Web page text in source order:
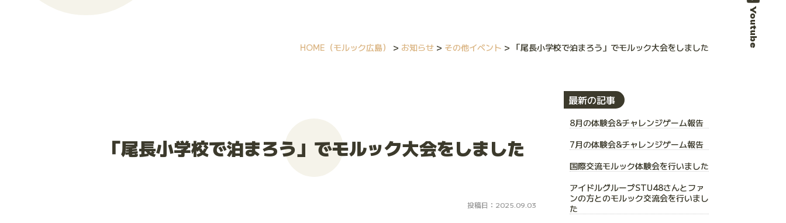
Youtube
HOME （モルック広島） > お知らせ > その他イベント > 「尾長小学校で泊まろう」でモルック大会をしました
「尾長小学校で泊まろう」でモルック大会をしました
投稿日：2025.09.03
最新の記事
8月の体験会&チャレンジゲーム報告
7月の体験会&チャレンジゲーム報告
国際交流モルック体験会を行いました
アイドルグループSTU48さんとファ
ンの方とのモルック交流会を行いまし
た